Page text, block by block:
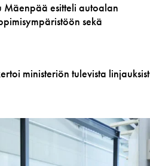
Mäenpää esitteli autoalan
sekä
ministeriön tulevista